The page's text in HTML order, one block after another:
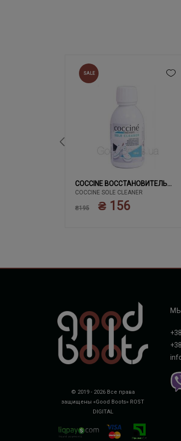
SALE
COCCINE ВОССТАНОВИТЕЛЬ
БЕЛОГО
COCCINE SOLE CLEANER
₴195 ₴ 156
© 2019 - 2026 Все права
защищены «Good Boots» ROST
DIGITAL